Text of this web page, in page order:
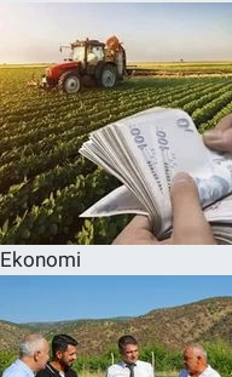
Ekonomi